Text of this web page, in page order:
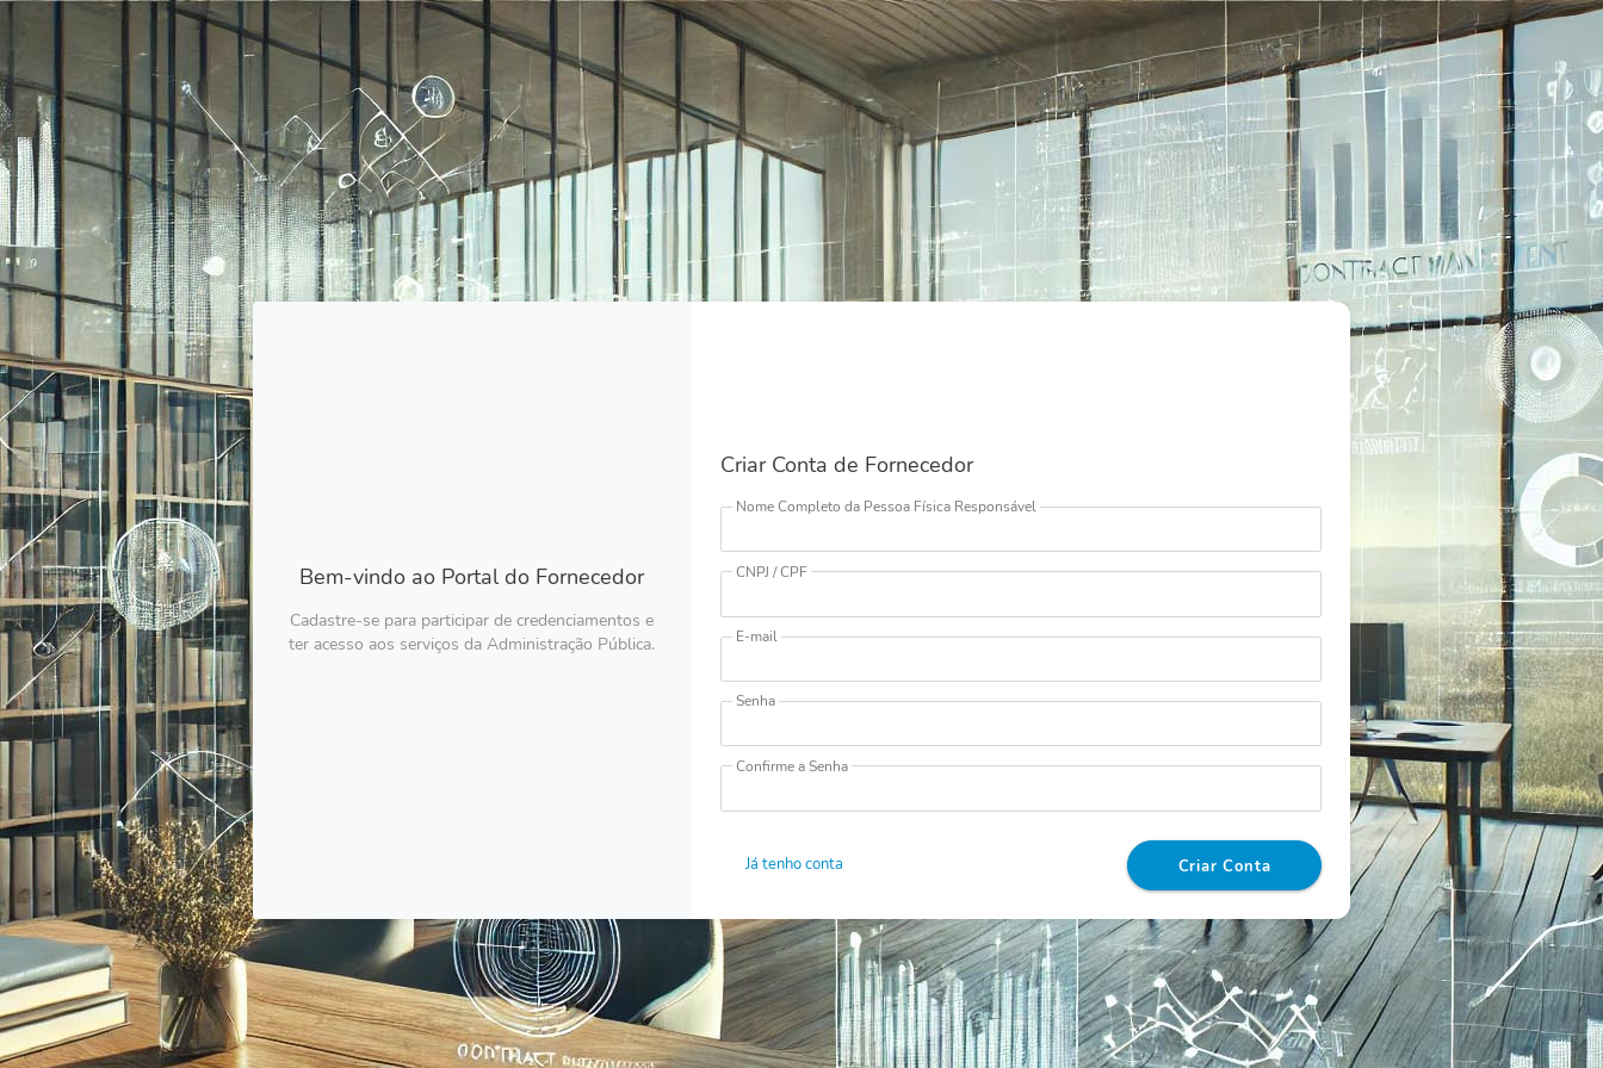
Bem-vindo ao Portal do Fornecedor
Cadastre-se para participar de credenciamentos e
ter acesso aos serviços da Administração Pública.
Criar Conta de Fornecedor
Nome Completo da Pessoa Física Responsável
CNPJ / CPF
E-mail
Senha
Confirme a Senha
Já tenho conta Criar Conta